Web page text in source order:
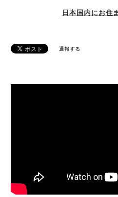
日本国内にお住
通報する